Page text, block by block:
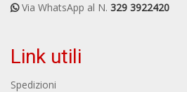
Via WhatsApp al N. 329 3922420
Link utili
Spedizioni